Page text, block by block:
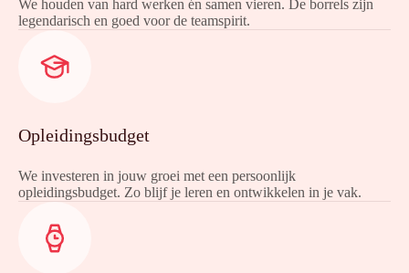
We houden van hard werken én samen vieren. De borrels zijn
legendarisch en goed voor de teamspirit.
Opleidingsbudget
We investeren in jouw groei met een persoonlijk
opleidingsbudget. Zo blijf je leren en ontwikkelen in je vak.